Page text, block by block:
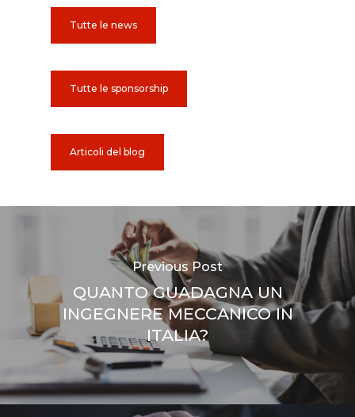
Tutte le news
Tutte le sponsorship
Articoli del blog
Previous Post
QUANTO GUADAGNA UN
INGEGNERE MECCANICO IN
ITALIA?